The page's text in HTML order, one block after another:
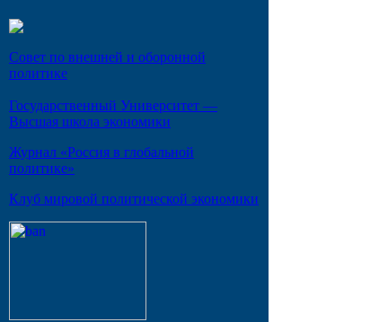
Совет по внешней и оборонной
политике
Государственный Университет —
Высшая школа экономики
Журнал «Россия в глобальной
политике»
Клуб мировой политической экономики